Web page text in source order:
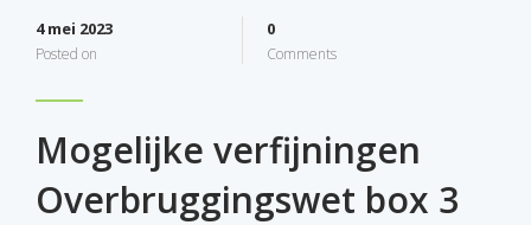
4 mei 2023
Posted on
0
Comments
Mogelijke verfijningen
Overbruggingswet box 3